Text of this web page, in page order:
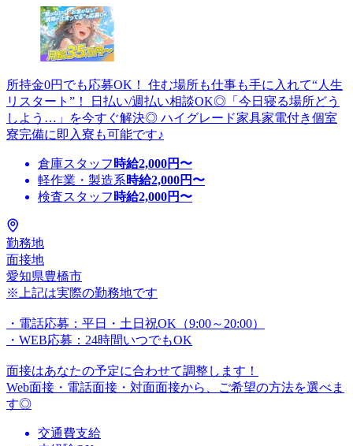
所持金0円でも応募OK！ 住む場所も仕事も手に入れて“人生
リスタート”！ 日払い/週払い相談OK◎「今日寝る場所どう
しよう…」を今すぐ解決◎ ハイグレード家具家電付き個室
寮完備に即入寮も可能です♪
倉庫スタッフ 時給2,000円〜
軽作業・製造系時給2,000円〜
検査スタッフ 時給2,000円〜
勤務地
面接地
愛知県豊橋市
※上記は実際の勤務地です
・電話応募：平日・土日祝OK（9:00～20:00）
・WEB応募：24時間いつでもOK
面接はあなたの予定に合わせて調整します！
Web面接・電話面接・対面面接から、ご希望の方法を選べま
す◎
交通費支給